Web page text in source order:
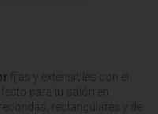
fijas y extensibles con el
para tu salón en
rectangulares y de